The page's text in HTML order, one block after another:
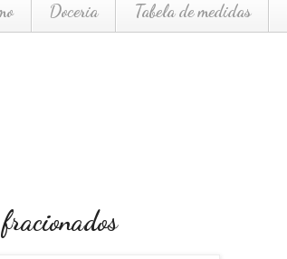
Doceria Tabela de medidas